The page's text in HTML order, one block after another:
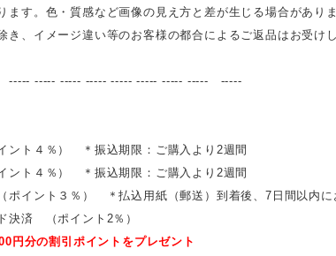
ます。色・質感など画像の見え方と差が生じる場合がありま
き、イメージ違い等のお客様の都合によるご返品はお受け
----- ----- ----- ----- ----- ----- ----- ----- -----
ント４％） ＊振込期限：ご購入より2週間
ント４％） ＊振込期限：ご購入より2週間
ポイント３％） ＊払込用紙（郵送）到着後、7日間以内に
決済 （ポイント2％）
円分の割引ポイントをプレゼント